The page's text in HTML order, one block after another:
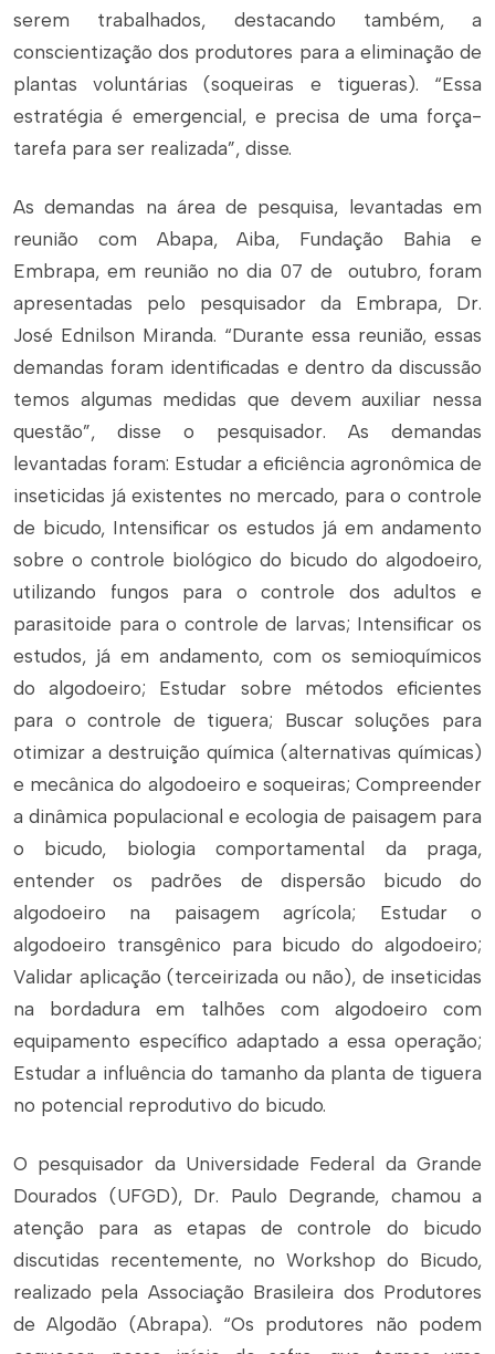
serem trabalhados, destacando também, a
conscientização dos produtores para a eliminação de
plantas voluntárias (soqueiras e tigueras). “Essa
estratégia é emergencial, e precisa de uma força-
tarefa para ser realizada”, disse.
As demandas na área de pesquisa, levantadas em
reunião com Abapa, Aiba, Fundação Bahia e
Embrapa, em reunião no dia 07 de outubro, foram
apresentadas pelo pesquisador da Embrapa, Dr.
José Ednilson Miranda. “Durante essa reunião, essas
demandas foram identificadas e dentro da discussão
temos algumas medidas que devem auxiliar nessa
questão”, disse o pesquisador. As demandas
levantadas foram: Estudar a eficiência agronômica de
inseticidas já existentes no mercado, para o controle
de bicudo, Intensificar os estudos já em andamento
sobre o controle biológico do bicudo do algodoeiro,
utilizando fungos para o controle dos adultos e
parasitoide para o controle de larvas; Intensificar os
estudos, já em andamento, com os semioquímicos
do algodoeiro; Estudar sobre métodos eficientes
para o controle de tiguera; Buscar soluções para
otimizar a destruição química (alternativas químicas)
e mecânica do algodoeiro e soqueiras; Compreender
a dinâmica populacional e ecologia de paisagem para
o bicudo, biologia comportamental da praga,
entender os padrões de dispersão bicudo do
algodoeiro na paisagem agrícola; Estudar o
algodoeiro transgênico para bicudo do algodoeiro;
Validar aplicação (terceirizada ou não), de inseticidas
na bordadura em talhões com algodoeiro com
equipamento específico adaptado a essa operação;
Estudar a influência do tamanho da planta de tiguera
no potencial reprodutivo do bicudo.
O pesquisador da Universidade Federal da Grande
Dourados (UFGD), Dr. Paulo Degrande, chamou a
atenção para as etapas de controle do bicudo
discutidas recentemente, no Workshop do Bicudo,
realizado pela Associação Brasileira dos Produtores
de Algodão (Abrapa). “Os produtores não podem